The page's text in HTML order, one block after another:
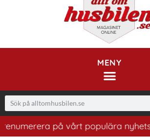
MENY
på vårt populära